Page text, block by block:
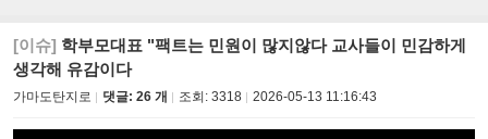
[이슈] 학부모대표 "팩트는 민원이 많지않다 교사들이 민감하게
생각해 유감이다
가마도탄지로 댓글: 26 개 조회: 3318 2026-05-13 11:16:43